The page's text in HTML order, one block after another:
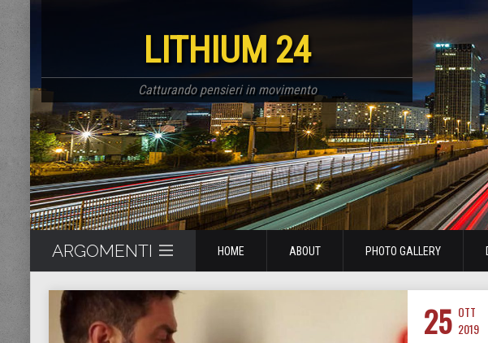
LITHIUM 24
Catturando pensieri in movimento
ARGOMENTI HOME ABOUT PHOTO GALLERY
25 OTT
2019